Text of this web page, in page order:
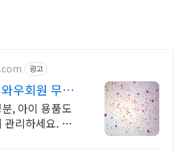
광고
우회원 무제
, 아이 용품도
관리하세요. 번